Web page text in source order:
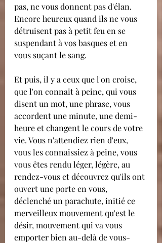
pas, ne vous donnent pas d'élan.
Encore heureux quand ils ne vous
détruisent pas à petit feu en se
suspendant à vos basques et en
vous suçant le sang.
Et puis, il y a ceux que l'on croise,
que l'on connait à peine, qui vous
disent un mot, une phrase, vous
accordent une minute, une demi-
heure et changent le cours de votre
vie. Vous n'attendiez rien d'eux,
vous les connaissiez à peine, vous
vous êtes rendu léger, légère, au
rendez-vous et découvrez qu'ils ont
ouvert une porte en vous,
déclenché un parachute, initié ce
merveilleux mouvement qu'est le
désir, mouvement qui va vous
emporter bien au-delà de vous-